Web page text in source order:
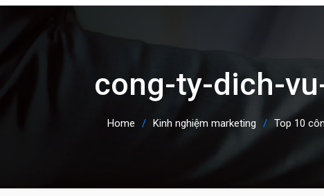
cong-ty-dich-
Home Kinh nghiệm marketing Top 10